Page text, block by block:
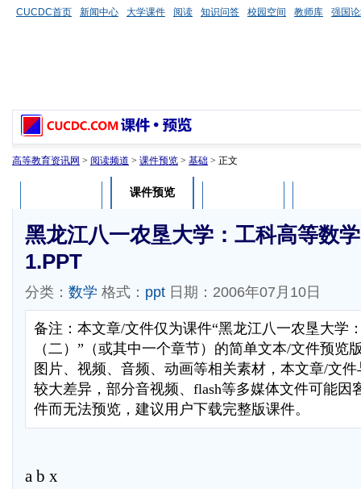
CUCDC首页 新闻中心 大学课件 阅读 知识问答 校园空间 教师库 强国
高等教育资讯网 > 阅读频道 > 课件预览 > 基础 > 正文
课件预览
黑龙江八一农垦大学：工科高等数
1.PPT
分类： 数学 格式： ppt 日期：2006年07月10日
备注：本文章/文件仅为课件“黑龙江八一农垦大学
（二）”（或其中一个章节）的简单文本/文件预览
图片、视频、音频、动画等相关素材，本文章/文
较大差异，部分音视频、flash等多媒体文件可能因
件而无法预览，建议用户下载完整版课件。
a b x